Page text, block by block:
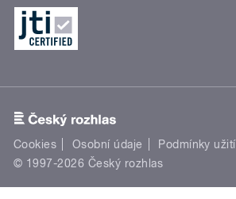
Cookies Osobní údaje Podmínky užití
© 1997-2026 Český rozhlas